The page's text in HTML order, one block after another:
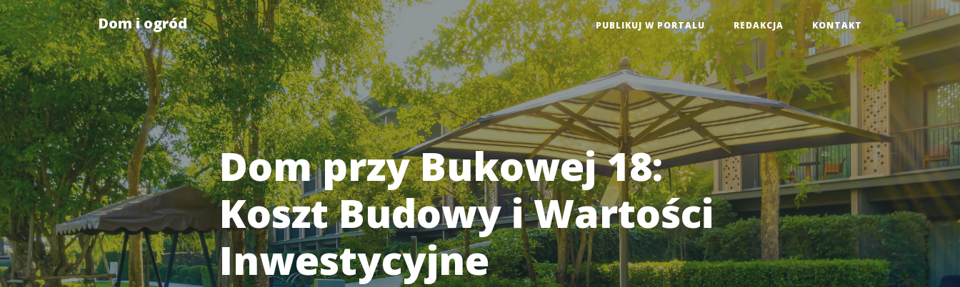
Dom i ogród PUBLIKUJ W PORTALU REDAKCJA KONTAKT
Dom przy Bukowej 18:
Koszt Budowy i Wartości
Inwestycyjne